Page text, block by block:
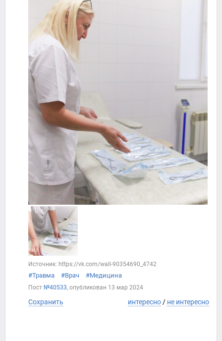
Источник: https://vk.com/wall-90354690_4742
#Травма #Врач #Медицина
Пост №40533, опубликован 13 мар 2024
Сохранить интересно/ не интересно